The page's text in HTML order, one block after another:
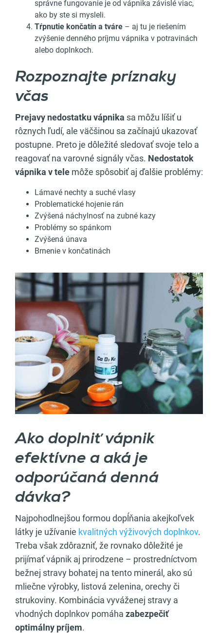
správne fungovanie je od vápnika závislé viac,
ako by ste si mysleli.
Tŕpnutie končatín a tváre – aj tu je riešením
zvýšenie denného príjmu vápnika v potravinách
alebo doplnkoch.
Rozpoznajte príznaky
včas
Prejavy nedostatku vápnika sa môžu líšiť u
rôznych ľudí, ale väčšinou sa začínajú ukazovať
postupne. Preto je dôležité sledovať svoje telo a
reagovať na varovné signály včas. Nedostatok
vápnika v tele môže spôsobiť aj ďalšie problémy:
Lámavé nechty a suché vlasy
Problematické hojenie rán
Zvýšená náchylnosť na zubné kazy
Problémy so spánkom
Zvýšená únava
Brnenie v končatinách
Ako doplniť vápnik
efektívne a aká je
odporúčaná denná
dávka?
Najpohodlnejšou formou dopĺňania akejkoľvek
látky je užívanie kvalitných výživových doplnkov.
Treba však zdôrazniť, že rovnako dôležité je
prijímať vápnik aj prirodzene – prostredníctvom
bežnej stravy bohatej na tento minerál, ako sú
mliečne výrobky, listová zelenina, orechy či
strukoviny. Kombinácia vyváženej stravy a
vhodných doplnkov pomáha zabezpečiť
optimálny príjem.